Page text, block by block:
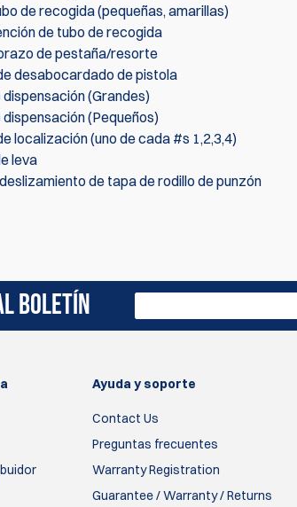
de recogida (pequeñas, amarillas)
de tubo de recogida
de pestaña/resorte
desabocardado de pistola
dispensación (Grandes)
dispensación (Pequeños)
localización (uno de cada #s 1,2,3,4)
leva
de tapa de rodillo de punzón
BOLETÍN
Ayuda y soporte
Contact Us
Preguntas frecuentes
Warranty Registration
Guarantee / Warranty / Returns